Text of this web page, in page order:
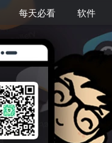
每天必看 软件